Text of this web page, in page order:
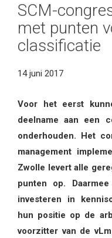
SCM-
met punten
classificatie
14 juni 2017
Voor het eerst
deelname aan een
onderhouden. Het
management
Zwolle levert alle
punten op.
investeren in
hun positie op de
voorzitter van de